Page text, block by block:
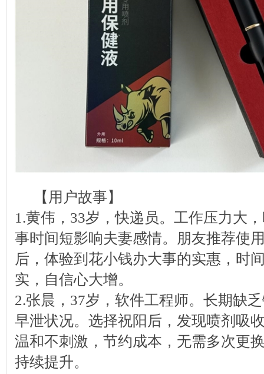
【用户故事】
1.黄伟，33岁，快递员。工作压力大
事时间短影响夫妻感情。朋友推荐使
后，体验到花小钱办大事的实惠，时
实，自信心大增。
2.张晨，37岁，软件工程师。长期缺
早泄状况。选择祝阳后，发现喷剂吸
温和不刺激，节约成本，无需多次更
持续提升。